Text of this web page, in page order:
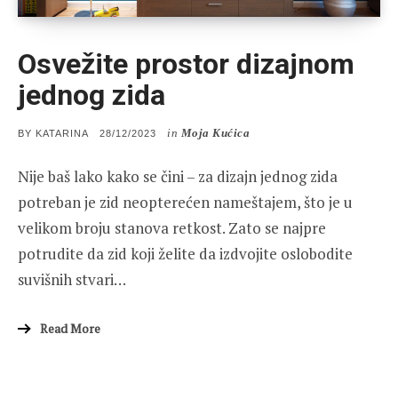
Osvežite prostor dizajnom
jednog zida
BY KATARINA
POSTED
28/12/2023 in Moja Kućica
Nije baš lako kako se čini – za dizajn jednog zida
potreban je zid neopterećen nameštajem, što je u
velikom broju stanova retkost. Zato se najpre
potrudite da zid koji želite da izdvojite oslobodite
suvišnih stvari…
Read More